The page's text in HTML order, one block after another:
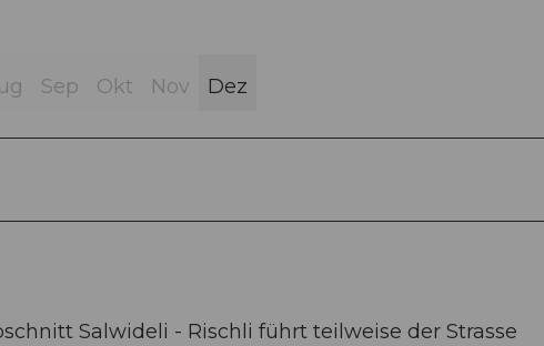
Sep Okt Nov Dez
Salwideli - Rischli führt teilweise der Strasse